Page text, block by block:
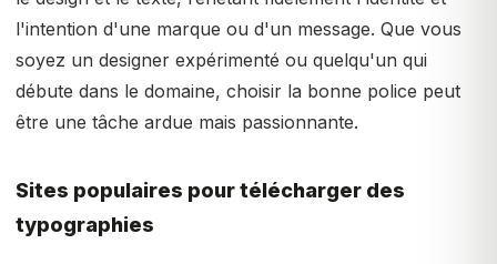
l'intention d'une marque ou d'un message. Que vous
soyez un designer expérimenté ou quelqu'un qui
débute dans le domaine, choisir la bonne police peut
être une tâche ardue mais passionnante.
Sites populaires pour télécharger des
typographies